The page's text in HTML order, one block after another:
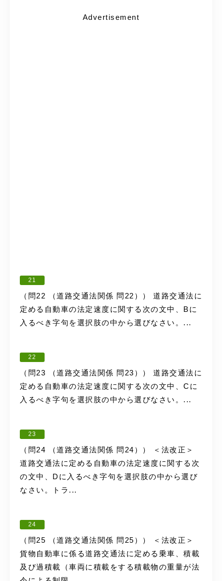
Advertisement
21
（問22 （道路交通法関係 問22）） 道路交通法に
定める自動車の法定速度に関する次の文中、Bに
入るべき字句を選択肢の中から選びなさい。...
22
（問23 （道路交通法関係 問23）） 道路交通法に
定める自動車の法定速度に関する次の文中、Cに
入るべき字句を選択肢の中から選びなさい。...
23
（問24 （道路交通法関係 問24）） ＜法改正＞
道路交通法に定める自動車の法定速度に関する次
の文中、Dに入るべき字句を選択肢の中から選び
なさい。トラ...
24
（問25 （道路交通法関係 問25）） ＜法改正＞
貨物自動車に係る道路交通法に定める乗車、積載
及び過積載（車両に積載をする積載物の重量が法